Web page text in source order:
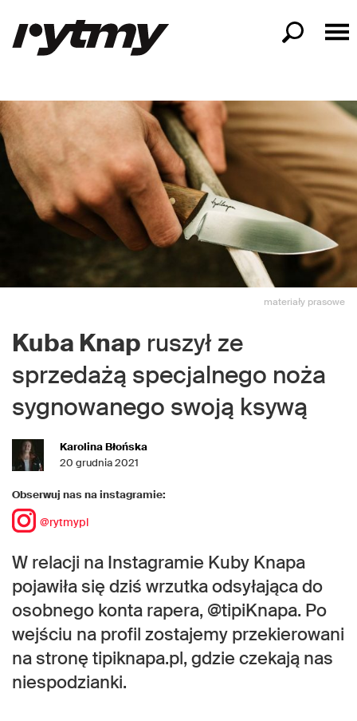
materiały prasowe
Kuba Knap ruszył ze
sprzedażą specjalnego noża
sygnowanego swoją ksywą
Karolina Błońska
20 grudnia 2021
Obserwuj nas na instagramie:
@rytmypl
W relacji na Instagramie Kuby Knapa
pojawiła się dziś wrzutka odsyłająca do
osobnego konta rapera, @tipiKnapa. Po
wejściu na profil zostajemy przekierowani
na stronę tipiknapa.pl, gdzie czekają nas
niespodzianki.